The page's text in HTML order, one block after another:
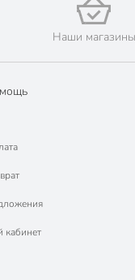
Наши магазины
кабинет